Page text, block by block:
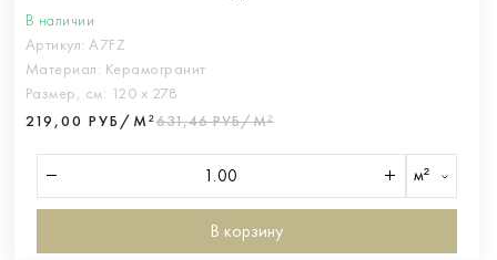
В наличии
Артикул: A7FZ
Материал: Керамогранит
Размер, см: 120 х 278
219,00 РУБ/М²631,46 РУБ/М²
м²
В корзину